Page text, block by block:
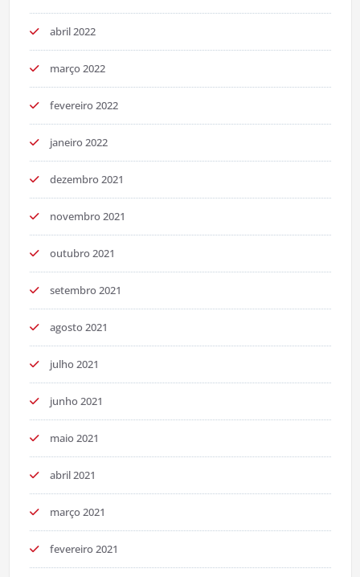
abril 2022
março 2022
fevereiro 2022
janeiro 2022
dezembro 2021
novembro 2021
outubro 2021
setembro 2021
agosto 2021
julho 2021
junho 2021
maio 2021
abril 2021
março 2021
fevereiro 2021